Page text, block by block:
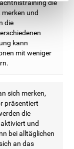
die
und
die
kann
mit weniger
sich merken,
präsentiert
die
und
bei alltäglichen
an das